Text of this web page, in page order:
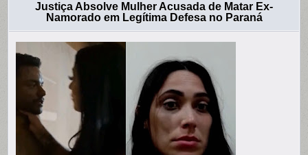
Justiça Absolve Mulher Acusada de Matar Ex-
Namorado em Legítima Defesa no Paraná